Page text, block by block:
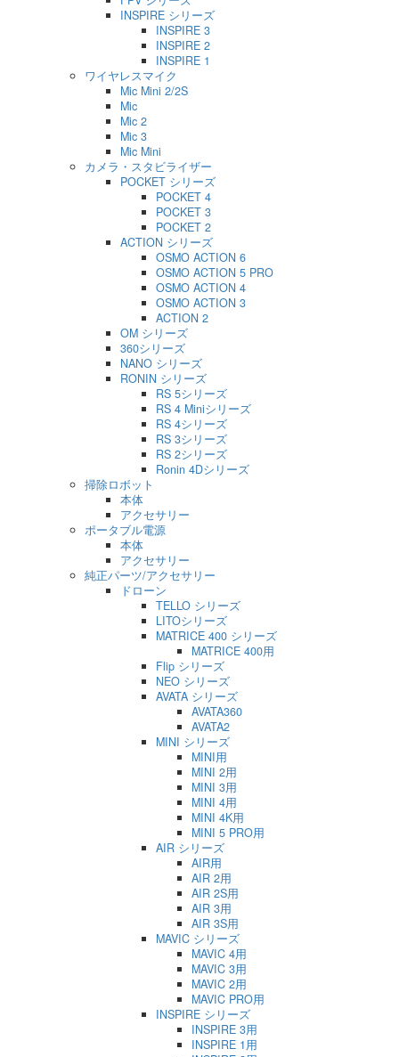
INSPIRE シリーズ
INSPIRE 3
INSPIRE 2
INSPIRE 1
ワイヤレスマイク
Mic Mini 2/2S
Mic
Mic 2
Mic 3
Mic Mini
カメラ・スタビライザー
POCKET シリーズ
POCKET 4
POCKET 3
POCKET 2
ACTION シリーズ
OSMO ACTION 6
OSMO ACTION 5 PRO
OSMO ACTION 4
OSMO ACTION 3
ACTION 2
OM シリーズ
360シリーズ
NANO シリーズ
RONIN シリーズ
RS 5シリーズ
RS 4 Miniシリーズ
RS 4シリーズ
RS 3シリーズ
RS 2シリーズ
Ronin 4Dシリーズ
掃除ロボット
本体
アクセサリー
ポータブル電源
本体
アクセサリー
純正パーツ/アクセサリー
ドローン
TELLO シリーズ
LITOシリーズ
MATRICE 400 シリーズ
MATRICE 400用
Flip シリーズ
NEO シリーズ
AVATA シリーズ
AVATA360
AVATA2
MINI シリーズ
MINI用
MINI 2用
MINI 3用
MINI 4用
MINI 4K用
MINI 5 PRO用
AIR シリーズ
AIR用
AIR 2用
AIR 2S用
AIR 3用
AIR 3S用
MAVIC シリーズ
MAVIC 4用
MAVIC 3用
MAVIC 2用
MAVIC PRO用
INSPIRE シリーズ
INSPIRE 3用
INSPIRE 1用